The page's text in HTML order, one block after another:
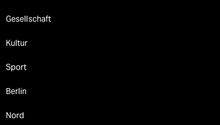
Gesellschaft
Kultur
Sport
Berlin
Nord